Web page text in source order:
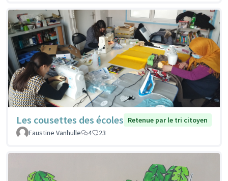
Les cousettes des écoles Retenue par le tri citoyen
Faustine Vanhulle
4 23